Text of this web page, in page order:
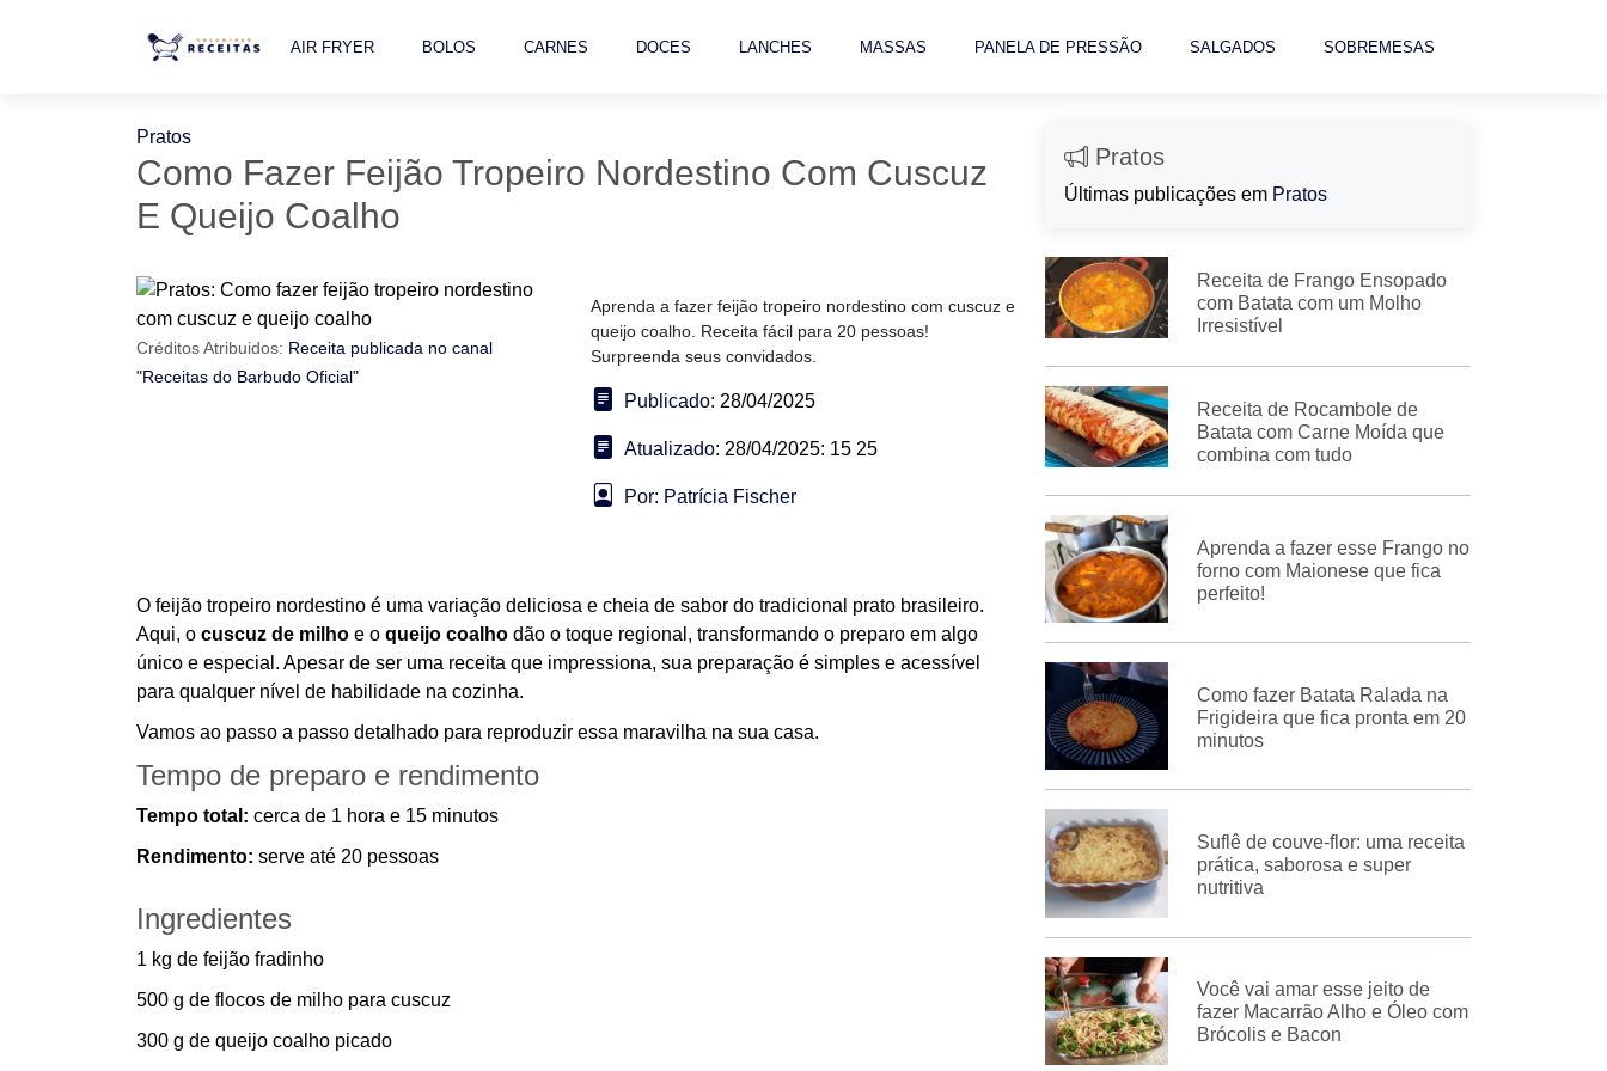
AIR FRYER BOLOS CARNES DOCES LANCHES MASSAS PANELA DE PRESSÃO SALGADOS SOBREMESAS
Pratos
Como Fazer Feijão Tropeiro Nordestino Com Cuscuz
E Queijo Coalho
Créditos Atribuidos: Receita publicada no canal
"Receitas do Barbudo Oficial"
Aprenda a fazer feijão tropeiro nordestino com cuscuz e
queijo coalho. Receita fácil para 20 pessoas!
Surpreenda seus convidados.
Publicado: 28/04/2025
Atualizado: 28/04/2025: 15 25
Por: Patrícia Fischer
O feijão tropeiro nordestino é uma variação deliciosa e cheia de sabor do tradicional prato brasileiro.
Aqui, o cuscuz de milho e o queijo coalho dão o toque regional, transformando o preparo em algo
único e especial. Apesar de ser uma receita que impressiona, sua preparação é simples e acessível
para qualquer nível de habilidade na cozinha.
Vamos ao passo a passo detalhado para reproduzir essa maravilha na sua casa.
Tempo de preparo e rendimento
Tempo total: cerca de 1 hora e 15 minutos
Rendimento: serve até 20 pessoas
Ingredientes
1 kg de feijão fradinho
500 g de flocos de milho para cuscuz
300 g de queijo coalho picado
Pratos
Últimas publicações em Pratos
Receita de Frango Ensopado
com Batata com um Molho
Irresistível
Receita de Rocambole de
Batata com Carne Moída que
combina com tudo
Aprenda a fazer esse Frango no
forno com Maionese que fica
perfeito!
Como fazer Batata Ralada na
Frigideira que fica pronta em 20
minutos
Suflê de couve-flor: uma receita
prática, saborosa e super
nutritiva
Você vai amar esse jeito de
fazer Macarrão Alho e Óleo com
Brócolis e Bacon